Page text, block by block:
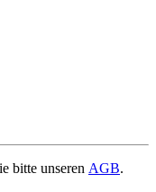
bitte unseren AGB.